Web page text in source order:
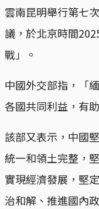
雲南昆明舉行第七
議，於北京時間
戰」。
中國外交部指，「
各國共同利益，有
該部又表示，中國
統一和領土完整，
實現經濟發展，堅
治和解、推進國內